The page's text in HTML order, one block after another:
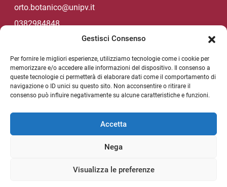
Gestisci Consenso
Per fornire le migliori esperienze, utilizziamo tecnologie come i cookie per
memorizzare e/o accedere alle informazioni del dispositivo. Il consenso a
queste tecnologie ci permetterà di elaborare dati come il comportamento di
navigazione o ID unici su questo sito. Non acconsentire o ritirare il
consenso può influire negativamente su alcune caratteristiche e funzioni.
Accetta
Nega
Visualizza le preferenze
orto.botanico@unipv.it
0382984848
Social di Ateneo
Sezione Link Utili
Privacy policy